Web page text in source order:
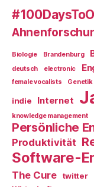
Biologie Brandenburg
deutsch electronic
female vocalists Genetik
indie Internet
knowledge management
Persönliche
Produktivität
Software-
The Cure twitter